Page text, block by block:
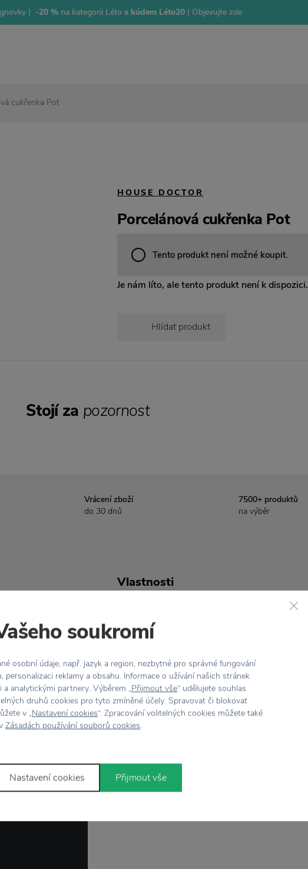
| -20 %na kategorii Létos kódem Léto20 | Objevujte zde
cukřenka Pot
HOUSE DOCTOR
Porcelánová cukřenka Pot
Tento produkt není možné koupit.
Je nám líto, ale tento produkt není k dispozici.
Hlídat produkt
Vrácení zboží
do 30 dnů
7500+ produktů
na výběr
ozvláštní
kávy
však
se bude
Vlastnosti
Barva
Materiál
Stojí za pozornost
soukromí
osobní údaje, např. jazyk a region, nezbytné pro správné fungování
personalizaci reklamy a obsahu. Informace o užívání našich stránek
analytickými partnery. Výběrem „Přijmout vše“ udělujete souhlas
druhů cookies pro tyto zmíněné účely. Spravovat či blokovat
v „Nastavení cookies“. Zpracování volitelných cookies můžete také
Zásadách používání souborů cookies.
Nastavení cookies Přijmout vše